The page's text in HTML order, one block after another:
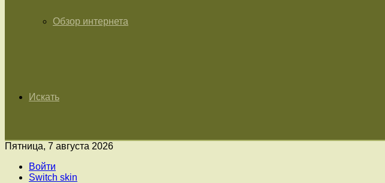
Обзор интернета
Искать
Пятница, 7 августа 2026
Войти
Switch skin